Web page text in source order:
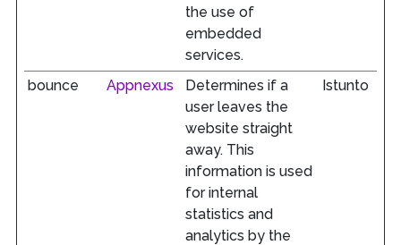
the use of
embedded
services.
bounce Appnexus
Determines if a
user leaves the
website straight
away. This
information is used
for internal
statistics and
analytics by the
Istunto